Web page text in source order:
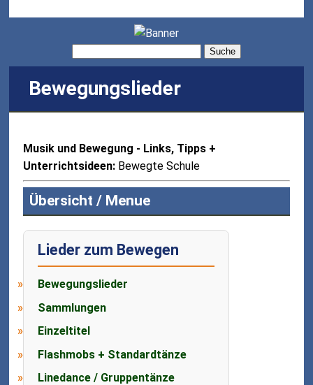
Suche
Bewegungslieder
Musik und Bewegung - Links, Tipps +
Unterrichtsideen: Bewegte Schule
Übersicht / Menue
Lieder zum Bewegen
Bewegungslieder
Sammlungen
Einzeltitel
Flashmobs + Standardtänze
Linedance / Gruppentänze